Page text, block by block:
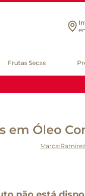
Frutas Secas
em Óleo
Ramirez